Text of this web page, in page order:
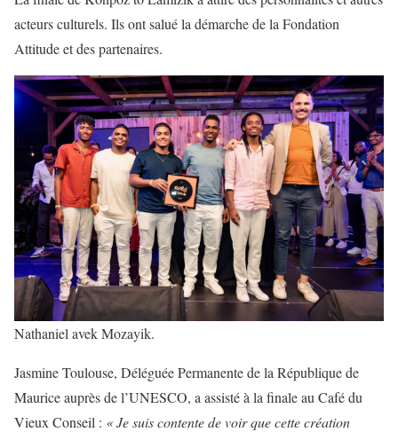
acteurs culturels. Ils ont salué la démarche de la Fondation
Attitude et des partenaires.
Nathaniel avek Mozayik.
Jasmine Toulouse, Déléguée Permanente de la République de
Maurice auprès de l’UNESCO, a assisté à la finale au Café du
Vieux Conseil : « Je suis contente de voir que cette création